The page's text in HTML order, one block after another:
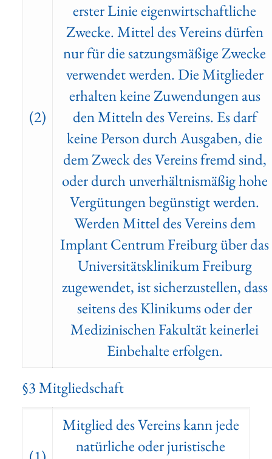
(2)
erster Linie eigenwirtschaftliche
Zwecke. Mittel des Vereins dürfen
nur für die satzungsmäßige Zwecke
verwendet werden. Die Mitglieder
erhalten keine Zuwendungen aus
den Mitteln des Vereins. Es darf
keine Person durch Ausgaben, die
dem Zweck des Vereins fremd sind,
oder durch unverhältnismäßig hohe
Vergütungen begünstigt werden.
Werden Mittel des Vereins dem
Implant Centrum Freiburg über das
Universitätsklinikum Freiburg
zugewendet, ist sicherzustellen, dass
seitens des Klinikums oder der
Medizinischen Fakultät keinerlei
Einbehalte erfolgen.
§3 Mitgliedschaft
Mitglied des Vereins kann jede
natürliche oder juristische